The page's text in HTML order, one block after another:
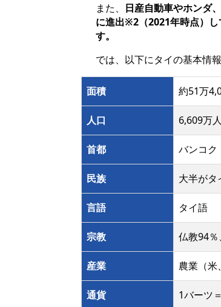
また、 日産自動車やホンダ
に進出※2（2021年時点）
す。
では、以下にタイの基本情
面積 約51万
⼈⼝ 6,609万
⾸都 バンコク
⺠族 大半がタ
言語 タイ語
宗教 仏教94
産業 農業（米
通貨 1バーツ